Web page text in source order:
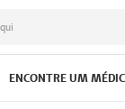
ENCONTRE UM